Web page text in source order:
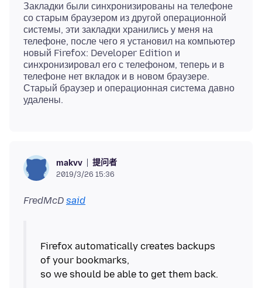
Закладки были синхронизированы на телефоне
со старым браузером из другой операционной
системы, эти закладки хранились у меня на
телефоне, после чего я установил на компьютер
новый Firefox: Developer Edition и
синхронизировал его с телефоном, теперь и в
телефоне нет вкладок и в новом браузере.
Старый браузер и операционная система давно
makvv 提问者
2019/3/26 15:36
FredMcD said
Firefox automatically creates backups
of your bookmarks,
so we should be able to get them back.